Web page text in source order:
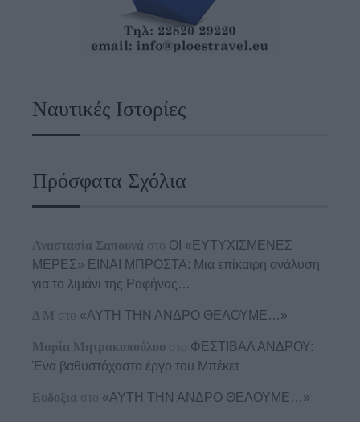
Ναυτικές Ιστορίες
Πρόσφατα Σχόλια
Αναστασία Σαπουνά στο ΟΙ «ΕΥΤΥΧΙΣΜΕΝΕΣ
ΜΕΡΕΣ» ΕΙΝΑΙ ΜΠΡΟΣΤΑ: Μια επίκαιρη ανάλυση
για το λιμάνι της Ραφήνας…
Δ Μ στο «ΑΥΤΗ ΤΗΝ ΑΝΔΡΟ ΘΕΛΟΥΜΕ…»
Μαρία Μητρακοπούλου στο ΦΕΣΤΙΒΑΛ ΑΝΔΡΟΥ:
Ένα βαθυστόχαστο έργο του Μπέκετ
Ευδοξια στο «ΑΥΤΗ ΤΗΝ ΑΝΔΡΟ ΘΕΛΟΥΜΕ…»